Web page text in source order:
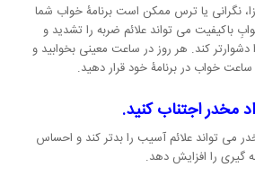
نگرانی یا ترس ممکن است برنامۀ خواب شما
باکیفیت می تواند علائم ضربه را تشدید و
کند. هر روز در ساعت معینی بخوابید و
مخدر اجتناب کنید.
می تواند علائم آسیب را بدتر کند و احساس
گیری را افزایش دهد.